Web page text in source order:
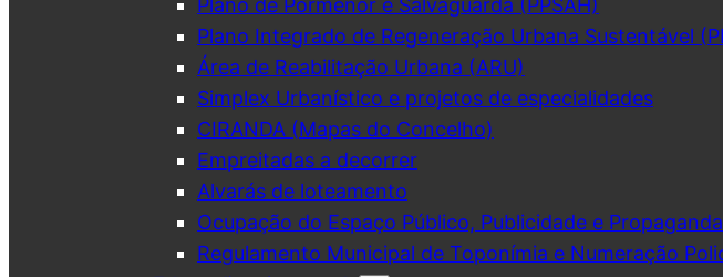
Plano Integrado de Regeneração Urbana Sustentável
Área de Reabilitação Urbana (ARU)
Simplex Urbanístico e projetos de especialidades
CIRANDA (Mapas do Concelho)
Empreitadas a decorrer
Alvarás de loteamento
Ocupação do Espaço Público, Publicidade e
Regulamento Municipal de Toponímia e Numeração